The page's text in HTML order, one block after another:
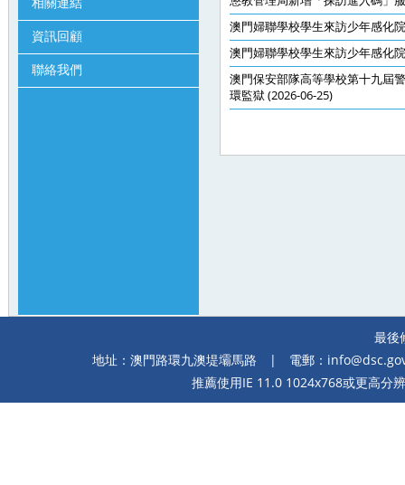
資訊回顧
聯絡我們
澳門婦聯學校學生來訪少年感化
澳門婦聯學校學生來訪少年感化
澳門保安部隊高等學校第十九屆
環監獄 (2026-06-25)
最後
地址：澳門路環九澳堤壩馬路 | 電郵：
推薦使用IE 11.0 1024x768或更